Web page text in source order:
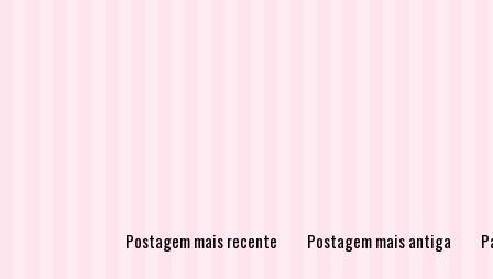
Postagem mais recente Postagem mais antiga